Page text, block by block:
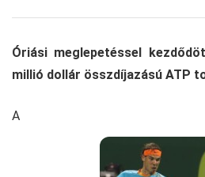
Óriási meglepetéssel
millió dollár összdíjazású ATP
A